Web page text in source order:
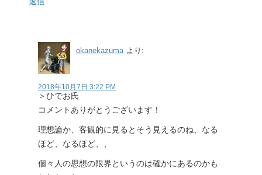
okanekazuma より:
2018年10月7日 3:22 PM
＞ひでお氏
コメントありがとうございます！
理想論か、客観的に見るとそう見えるのね、なる
ほど、なるほど、、
個々人の思想の限界というのは確かにあるのかも